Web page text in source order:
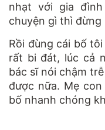
nhạt với gia
chuyện gì thì đừng
Rồi đùng cái bố
rất bi đát, lúc cả
bác sĩ nói chậm
được nữa. Mẹ
bố nhanh chóng